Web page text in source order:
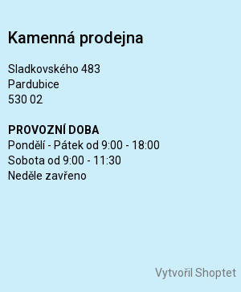
Kamenná prodejna
Sladkovského 483
Pardubice
530 02
PROVOZNÍ DOBA
Pondělí - Pátek od 9:00 - 18:00
Sobota od 9:00 - 11:30
Neděle zavřeno
Vytvořil Shoptet